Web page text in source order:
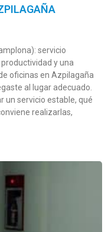
servicio
y una
oficinas en Azpilagaña
al lugar adecuado.
un servicio estable, qué
realizarlas,